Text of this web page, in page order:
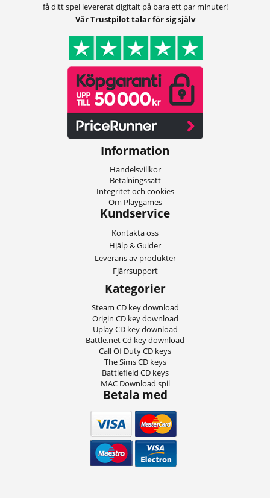
få ditt spel levererat digitalt på bara ett par minuter!
Vår Trustpilot talar för sig själv
Information
Handelsvillkor
Betalningssätt
Integritet och cookies
Om Playgames
Kundservice
Kontakta oss
Hjälp & Guider
Leverans av produkter
Fjärrsupport
Kategorier
Steam CD key download
Origin CD key download
Uplay CD key download
Battle.net Cd key download
Call Of Duty CD keys
The Sims CD keys
Battlefield CD keys
MAC Download spil
Betala med